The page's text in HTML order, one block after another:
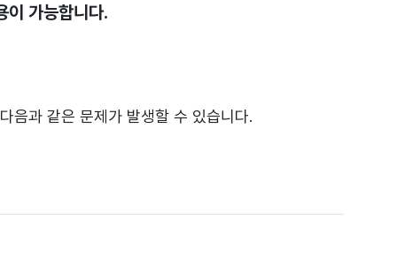
가능합니다.
음과 같은 문제가 발생할 수 있습니다.